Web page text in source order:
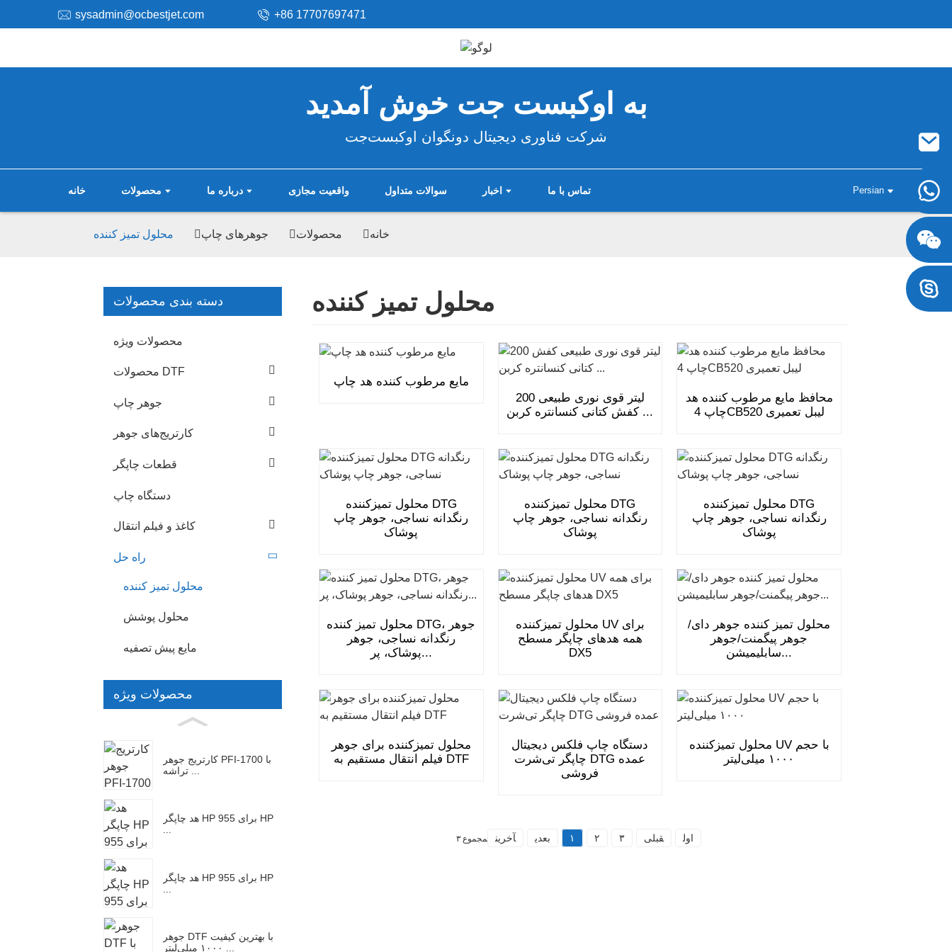
sysadmin@ocbestjet.com ‎+86 17707697471‎
به اوکبست جت خوش آمدید
شرکت فناوری دیجیتال دونگوان اوکبست‌جت
خانه محصولات درباره ما واقعیت مجازی سوالات متداول اخبار تماس با ما Persian
‎+8617707697471‎
خانه محصولات جوهرهای چاپ محلول تمیز کننده
دسته بندی محصولات
محصولات ویژه
محصولات DTF
جوهر چاپ
کارتریج‌های جوهر
قطعات چاپگر
دستگاه چاپ
کاغذ و فیلم انتقال
راه حل
محلول تمیز کننده
محلول پوشش
مایع پیش تصفیه
محصولات ویژه
کارتریج جوهر PFI-1700 با
هد چاپگر HP 955 برای HP
...
هد چاپگر HP 955 برای HP
جوهر DTF با بهترین کیفیت
محلول تمیز کننده
مایع مرطوب کننده هد چاپ
200 لیتر قوی نوری طبیعی
کفش کتانی کنسانتره کربن ...
محافظ مایع مرطوب کننده هد
چاپ 4CB520 لیبل تعمیری
محلول تمیزکننده DTG
رنگدانه نساجی، جوهر چاپ
پوشاک
محلول تمیزکننده DTG
رنگدانه نساجی، جوهر چاپ
پوشاک
محلول تمیزکننده DTG
رنگدانه نساجی، جوهر چاپ
پوشاک
محلول تمیز کننده DTG، جوهر
رنگدانه نساجی، جوهر
پوشاک، پر...
محلول تمیزکننده UV برای
همه هدهای چاپگر مسطح
DX5
محلول تمیز کننده جوهر دای/
جوهر پیگمنت/جوهر
سابلیمیشن...
محلول تمیزکننده برای جوهر
فیلم انتقال مستقیم به DTF
دستگاه چاپ فلکس دیجیتال
چاپگر تی‌شرت DTG عمده
فروشی
محلول تمیزکننده UV با حجم
۱۰۰۰ میلی‌لیتر
اول قبلی ۱ ۲ ۳ بعدی آخرین مجموع ۳